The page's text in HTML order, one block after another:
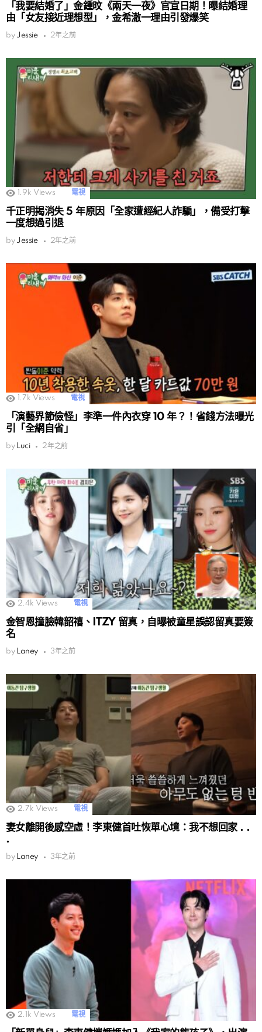
「我要結婚了」金鍾旼《兩天一夜》官宣日期！曝結婚理
由「女友接近理想型」，金希澈一理由引發爆笑
by Jessie 2年之前
1.9k Views 電視
千正明揭消失 5 年原因「全家遭經紀人詐騙」，備受打擊
一度想過引退
by Jessie 2年之前
1.7k Views 電視
「演藝界節儉怪」李準一件內衣穿 10 年？！省錢方法曝光
引「全網自省」
by Luci 2年之前
2.4k Views 電視
金智恩撞臉韓韶禧、ITZY 留真，自曝被童星誤認留真要簽
名
by Laney 3年之前
2.7k Views 電視
妻女離開後感空虛！李東健首吐恢單心境：我不想回家 . .
.
by Laney 3年之前
2.1k Views 電視